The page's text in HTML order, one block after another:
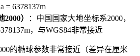
= 6378137m
）
：中国国家大地坐标系2000，
，与WGS84非常接近
的椭球参数非常接近（差异在厘米